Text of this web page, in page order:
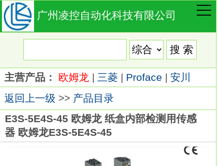
广州凌控自动化科技有限公司
主营产品： 欧姆龙 | 三菱 | Proface | 安川
返回上一级 >> 产品目录
E3S-5E4S-45 欧姆龙 纸盒内部检测用传感
器 欧姆龙E3S-5E4S-45